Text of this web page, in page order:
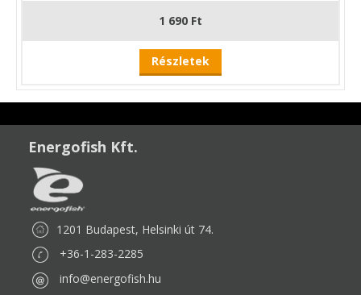
1 690 Ft
Részletek
Energofish Kft.
1201 Budapest, Helsinki út 74.
+36-1-283-2285
info@energofish.hu